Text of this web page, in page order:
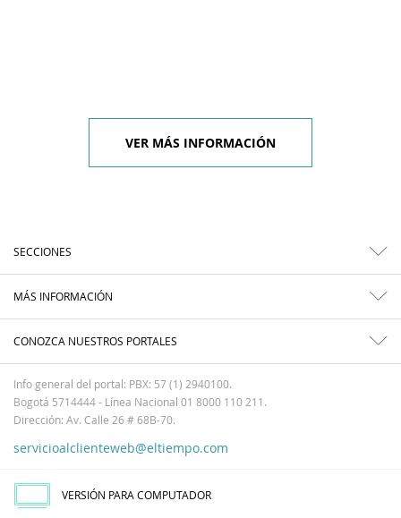
VER MÁS INFORMACIÓN
SECCIONES
MÁS INFORMACIÓN
CONOZCA NUESTROS PORTALES
Info general del portal: PBX: 57 (1) 2940100.
Bogotá 5714444 - Línea Nacional 01 8000 110 211.
Dirección: Av. Calle 26 # 68B-70.
servicioalclienteweb@eltiempo.com
VERSIÓN PARA COMPUTADOR